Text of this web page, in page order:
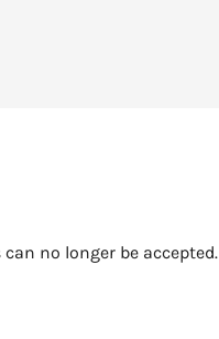
no longer be accepted.